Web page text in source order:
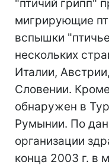
"птичий грипп"
мигрирующие
вспышки
нескольких
Италии,
Словении.
обнаружен в
Румынии. По
организации
конца 2003 г. в